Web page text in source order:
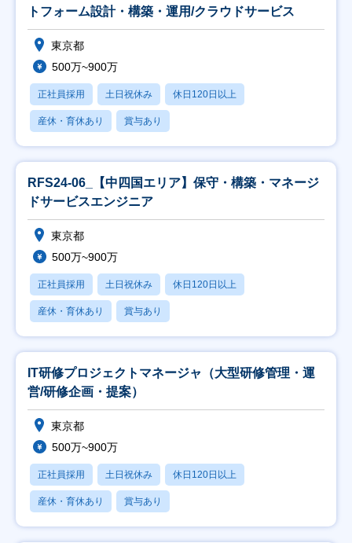
トフォーム設計・構築・運用/クラウドサービス
東京都
500万~900万
正社員採用 土日祝休み 休日120日以上
産休・育休あり 賞与あり
RFS24-06_【中四国エリア】保守・構築・マネージ
ドサービスエンジニア
東京都
500万~900万
正社員採用 土日祝休み 休日120日以上
産休・育休あり 賞与あり
IT研修プロジェクトマネージャ（大型研修管理・運
営/研修企画・提案）
東京都
500万~900万
正社員採用 土日祝休み 休日120日以上
産休・育休あり 賞与あり